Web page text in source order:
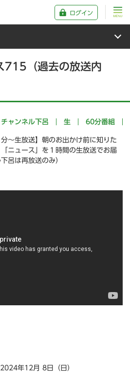
ログイン
715（過去の放送内
チャンネル下呂 生 60分番組
～生放送】朝のお出かけ前に知りた
ニュース」を１時間の生放送でお届
呂は再放送のみ）
年12月 8日（日）